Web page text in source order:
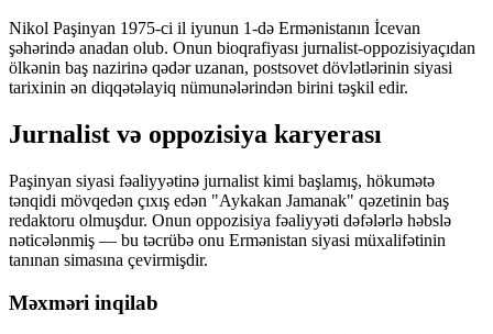
Nikol Paşinyan 1975-ci il iyunun 1-də Ermənistanın İcevan
şəhərində anadan olub. Onun bioqrafiyası jurnalist-oppozisiyaçıdan
ölkənin baş nazirinə qədər uzanan, postsovet dövlətlərinin siyasi
tarixinin ən diqqətəlayiq nümunələrindən birini təşkil edir.
Jurnalist və oppozisiya karyerası
Paşinyan siyasi fəaliyyətinə jurnalist kimi başlamış, hökumətə
tənqidi mövqedən çıxış edən "Aykakan Jamanak" qəzetinin baş
redaktoru olmuşdur. Onun oppozisiya fəaliyyəti dəfələrlə həbslə
nəticələnmiş — bu təcrübə onu Ermənistan siyasi müxalifətinin
tanınan simasına çevirmişdir.
Məxməri inqilab